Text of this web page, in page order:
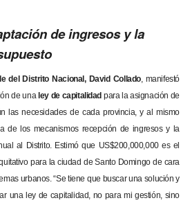
de ingresos y la
del Distrito Nacional, David Collado, manifestó
de una ley de capitalidad para la asignación de
las necesidades de cada provincia, y al mismo
de los mecanismos recepción de ingresos y la
al Distrito. Estimó que US$200,000,000 es el
para la ciudad de Santo Domingo de cara
urbanos. “Se tiene que buscar una solución y
una ley de capitalidad, no para mi gestión, sino